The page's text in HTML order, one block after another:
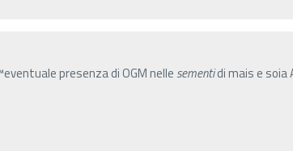
presenza di OGM nelle sementidi mais e